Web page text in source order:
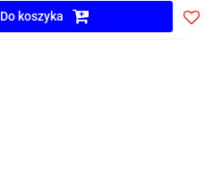
Do koszyka